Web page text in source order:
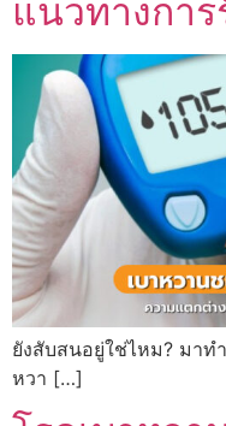
แนวทางการ
ยังสับสนอยู่ใช่ไหม? มาท
หวา […]